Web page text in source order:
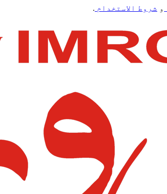
و شروط الاستخدام .